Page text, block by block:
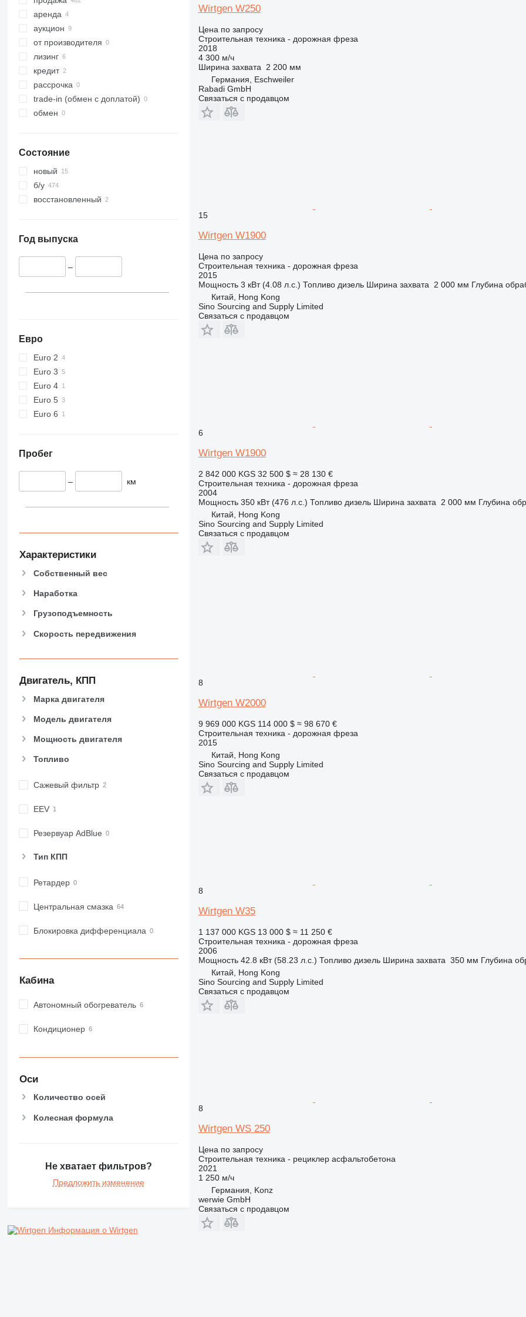
330
336
340
345
349
350
365
374
416
420
424
426
432
434
910
914
918
924
926
938
955
962
972
980
982
992
CB
D series
E-series
IT
MH
NR
RM
TM
VMT
Vibromax
аренда
аукцион
от производителя
лизинг
кредит
рассрочка
trade-in (обмен с доплатой)
обмен
Состояние
новый
б/у
восстановленный
Год выпуска
–
Евро
Euro 2
Euro 3
Euro 4
Euro 5
Euro 6
Пробег
– км
Характеристики
Собственный вес
Наработка
Грузоподъемность
Скорость передвижения
Двигатель, КПП
Марка двигателя
Модель двигателя
Мощность двигателя
Топливо
Сажевый фильтр
EEV
Резервуар AdBlue
Тип КПП
Ретардер
Центральная смазка
Блокировка дифференциала
Кабина
Автономный обогреватель
Кондиционер
Оси
Количество осей
Колесная формула
Не хватает фильтров?
Предложить изменение
Информация о Wirtgen
Wirtgen W250
Цена по запросу
Строительная техника - дорожная фреза
2018
4 300 м/ч
Ширина захвата
2 200 мм
Германия, Eschweiler
Rabadi GmbH
Связаться с продавцом
15
Wirtgen W1900
Цена по запросу
Строительная техника - дорожная фреза
2015
Мощность 3 кВт (4.08 л.с.) Топливо дизель Ширина захвата 2 000 мм Глубина
Китай, Hong Kong
Sino Sourcing and Supply Limited
Связаться с продавцом
6
Wirtgen W1900
2 842 000 KGS 32 500 $ ≈ 28 130 €
Строительная техника - дорожная фреза
2004
Мощность 350 кВт (476 л.с.) Топливо дизель Ширина захвата 2 000 мм Глубина
Китай, Hong Kong
Sino Sourcing and Supply Limited
Связаться с продавцом
8
Wirtgen W2000
9 969 000 KGS 114 000 $ ≈ 98 670 €
Строительная техника - дорожная фреза
2015
Китай, Hong Kong
Sino Sourcing and Supply Limited
Связаться с продавцом
8
Wirtgen W35
1 137 000 KGS 13 000 $ ≈ 11 250 €
Строительная техника - дорожная фреза
2006
Мощность 42.8 кВт (58.23 л.с.) Топливо дизель Ширина захвата 350 мм Глубина
Китай, Hong Kong
Sino Sourcing and Supply Limited
Связаться с продавцом
8
Wirtgen WS 250
Цена по запросу
Строительная техника - рециклер асфальтобетона
2021
1 250 м/ч
Германия, Konz
werwie GmbH
Связаться с продавцом